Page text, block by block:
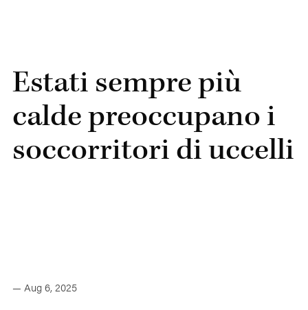
Estati sempre più
calde preoccupano i
soccorritori di uccelli
— Aug 6, 2025